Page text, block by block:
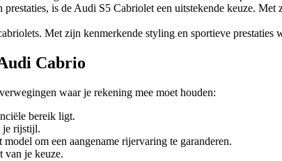
is de Audi S5 Cabriolet een uitstekende keuze.
Met zijn kenmerkende styling en sportieve prestaties
Cabrio
waar je rekening mee moet houden:
bereik ligt.
je rijstijl.
om een aangename rijervaring te garanderen.
van je keuze.